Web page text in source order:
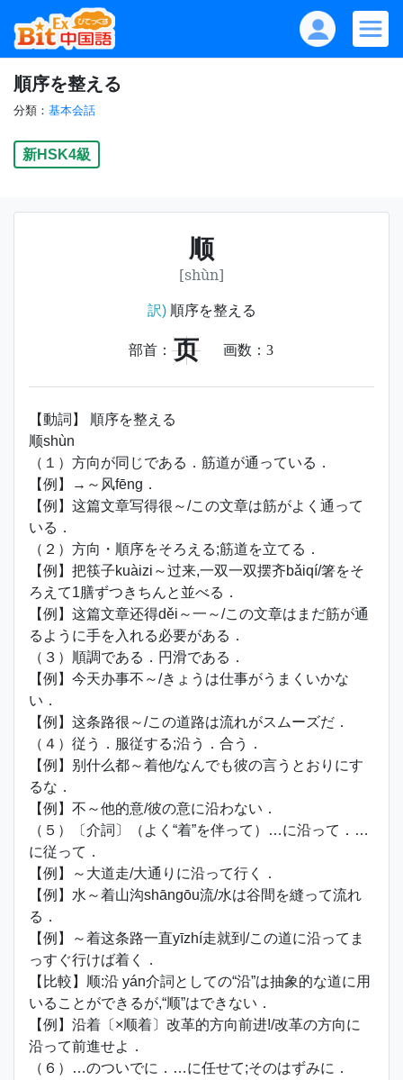
順序を整える
分類： 基本会話
新HSK4級
顺
[shùn]
訳)順序を整える
部首： 页 画数： 3
【動詞】 順序を整える
顺shùn
（１）方向が同じである．筋道が通っている．
【例】→～风fēng．
【例】这篇文章写得很～/この文章は筋がよく通って
いる．
（２）方向・順序をそろえる;筋道を立てる．
【例】把筷子kuàizi～过来,一双一双摆齐bǎiqí/箸をそ
ろえて1膳ずつきちんと並べる．
【例】这篇文章还得děi～一～/この文章はまだ筋が通
るように手を入れる必要がある．
（３）順調である．円滑である．
【例】今天办事不～/きょうは仕事がうまくいかな
い．
【例】这条路很～/この道路は流れがスムーズだ．
（４）従う．服従する;沿う．合う．
【例】别什么都～着他/なんでも彼の言うとおりにす
るな．
【例】不～他的意/彼の意に沿わない．
（５）〔介詞〕（よく“着”を伴って）…に沿って．…
に従って．
【例】～大道走/大通りに沿って行く．
【例】水～着山沟shāngōu流/水は谷間を縫って流れ
る．
【例】～着这条路一直yīzhí走就到/この道に沿ってま
っすぐ行けば着く．
【比較】顺:沿 yán介詞としての“沿”は抽象的な道に用
いることができるが,“顺”はできない．
【例】沿着〔×顺着〕改革的方向前进!/改革の方向に
沿って前進せよ．
（６）…のついでに．…に任せて;そのはずみに．